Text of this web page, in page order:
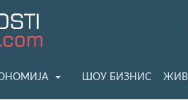
ШОУ БИЗНИС